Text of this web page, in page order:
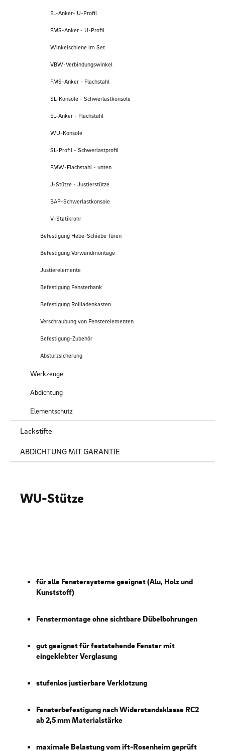
EL-Anker- U-Profil
FMS-Anker - U-Profil
Winkelschiene im Set
VBW-Verbindungswinkel
FMS-Anker - Flachstahl
SL-Konsole - Schwerlastkonsole
EL-Anker - Flachstahl
WU-Konsole
SL-Profil - Schwerlastprofil
FMW-Flachstahl - unten
J-Stütze - Justierstütze
BAP-Schwerlastkonsole
V-Statikrohr
Befestigung Hebe-Schiebe Türen
Befestigung Vorwandmontage
Justierelemente
Befestigung Fensterbank
Befestigung Rollladenkasten
Verschraubung von Fensterelementen
Befestigung-Zubehör
Absturzsicherung
Werkzeuge
Abdichtung
Elementschutz
Lackstifte
ABDICHTUNG MIT GARANTIE
WU-Stütze
für alle Fenstersysteme geeignet (Alu, Holz und
Kunststoff)
Fenstermontage ohne sichtbare Dübelbohrungen
gut geeignet für feststehende Fenster mit
eingeklebter Verglasung
stufenlos justierbare Verklotzung
Fensterbefestigung nach Widerstandsklasse RC2
ab 2,5 mm Materialstärke
maximale Belastung vom ift-Rosenheim geprüft